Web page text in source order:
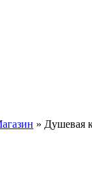
» Душевая